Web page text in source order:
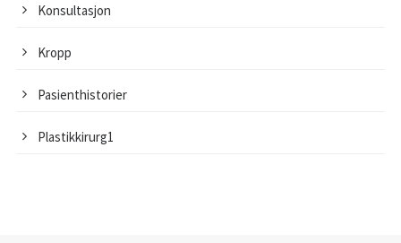
Konsultasjon
Kropp
Pasienthistorier
Plastikkirurg1